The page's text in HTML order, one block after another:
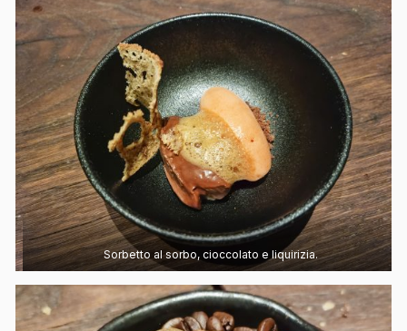
Sorbetto al sorbo, cioccolato e liquirizia.